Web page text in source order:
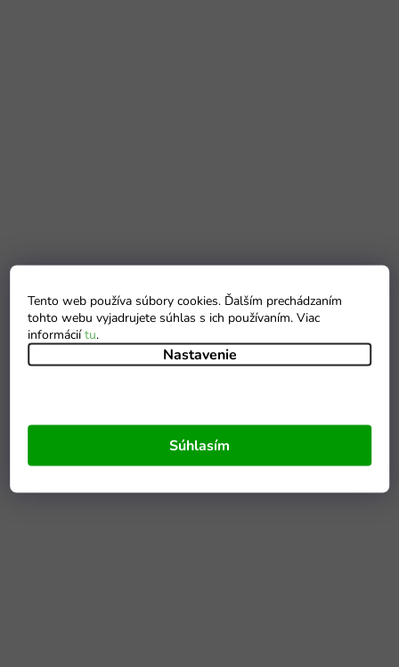
Tento web používa súbory cookies. Ďalším prechádzaním
tohto webu vyjadrujete súhlas s ich používaním. Viac
informáciítu.
Nastavenie
Súhlasím